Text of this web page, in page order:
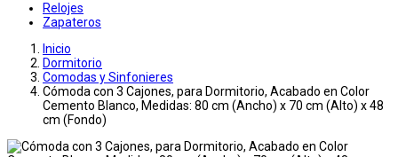
Relojes
Zapateros
Inicio
Dormitorio
Comodas y Sinfonieres
Cómoda con 3 Cajones, para Dormitorio, Acabado en Color
Cemento Blanco, Medidas: 80 cm (Ancho) x 70 cm (Alto) x 48
cm (Fondo)